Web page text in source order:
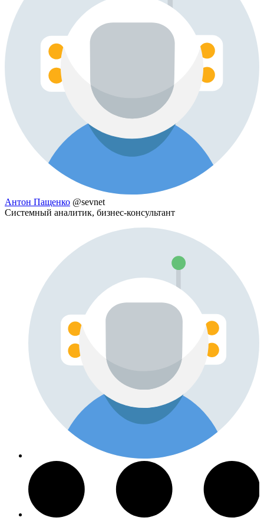
Антон Пащенко @sevnet
Системный аналитик, бизнес-консультант